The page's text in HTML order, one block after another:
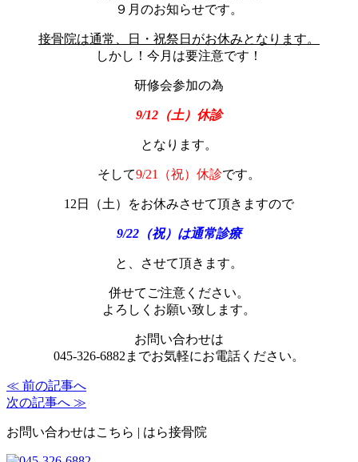
９月のお知らせです。
接骨院は通常、日・祝祭日がお休みとなります。
しかし！今月は要注意です！
研修会参加の為
9/12（土）休診
となります。
そして9/21（祝）休診です。
12日（土）をお休みさせて頂きますので
9/22（祝）は通常診療
と、させて頂きます。
併せてご注意ください。
よろしくお願い致します。
お問い合わせは
045-326-6882までお気軽にお電話ください。
≪ 前の記事へ
次の記事へ ≫
お問い合わせはこちら | はら接骨院